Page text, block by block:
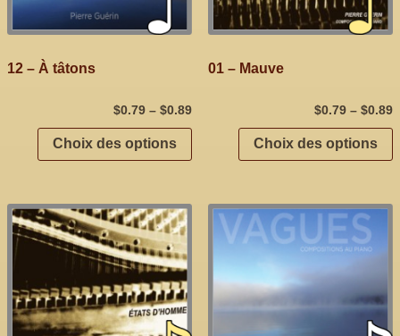
12 – À tâtons
$0.79 –$0.89
Choix des options
01 – Mauve
$0.79 – $0.89
Choix des options